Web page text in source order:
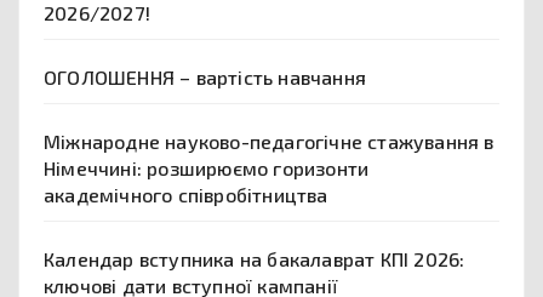
2026/2027!
ОГОЛОШЕННЯ – вартість навчання
Міжнародне науково-педагогічне стажування в
Німеччині: розширюємо горизонти
академічного співробітництва
Календар вступника на бакалаврат КПІ 2026:
ключові дати вступної кампанії